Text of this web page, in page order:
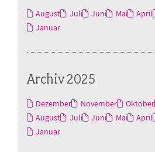
August Juli Juni Mai April
Januar
Archiv 2025
Dezember November Oktober
August
Juli Juni Mai April
Januar